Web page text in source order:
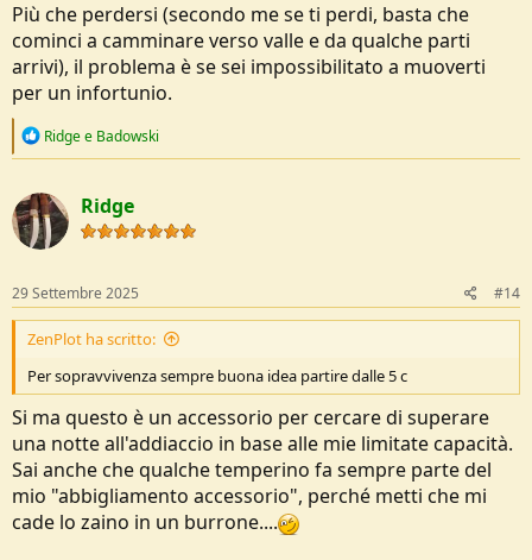
Più che perdersi (secondo me se ti perdi, basta che
cominci a camminare verso valle e da qualche parti
arrivi), il problema è se sei impossibilitato a muoverti
per un infortunio.
R
c
t
i
o
s
:
Ridgee Badowski
Ridge
29 Settembre 2025 #14
ZenPlot ha scritto:
Per sopravvivenza sempre buona idea partire dalle 5 c
Si ma questo è un accessorio per cercare di superare
una notte all'addiaccio in base alle mie limitate capacità.
Sai anche che qualche temperino fa sempre parte del
mio "abbigliamento accessorio", perché metti che mi
cade lo zaino in un burrone....